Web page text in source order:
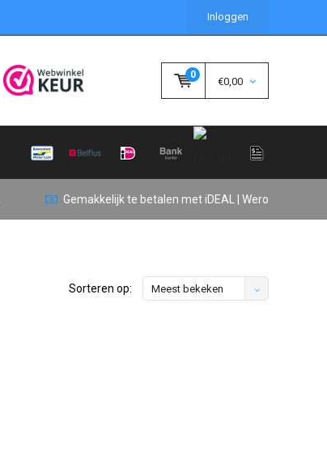
Inloggen
0
€0,00
Gemakkelijk te betalen met iDEAL | Wero
Sorteren op: Meest bekeken